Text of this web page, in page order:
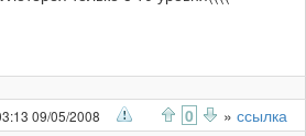
09/05/2008 0 » ссылка